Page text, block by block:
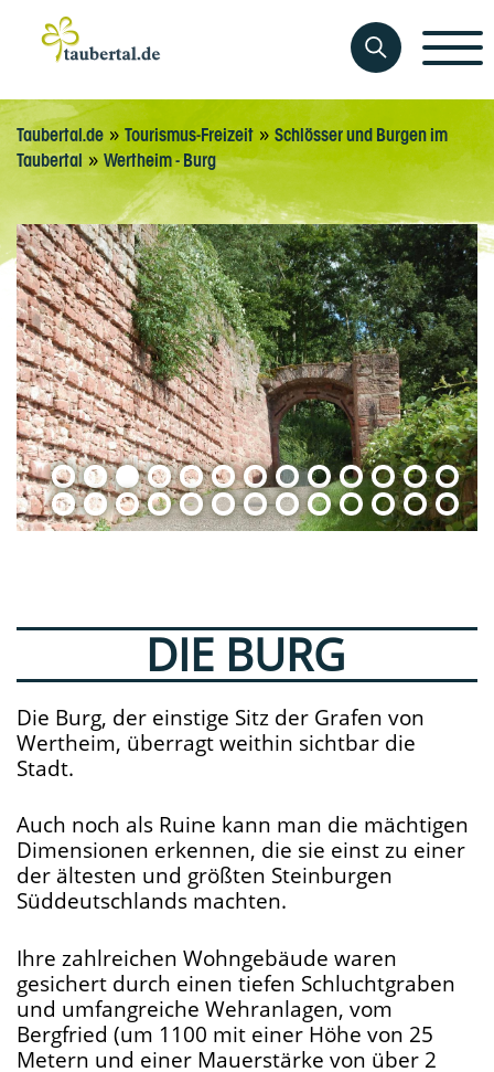
Taubertal.de »Tourismus-Freizeit » Schlösser und Burgen im
Taubertal » Wertheim - Burg
DIE BURG
Die Burg, der einstige Sitz der Grafen von
Wertheim, überragt weithin sichtbar die
Stadt.
Auch noch als Ruine kann man die mächtigen
Dimensionen erkennen, die sie einst zu einer
der ältesten und größten Steinburgen
Süddeutschlands machten.
Ihre zahlreichen Wohngebäude waren
gesichert durch einen tiefen Schluchtgraben
und umfangreiche Wehranlagen, vom
Bergfried (um 1100 mit einer Höhe von 25
Metern und einer Mauerstärke von über 2